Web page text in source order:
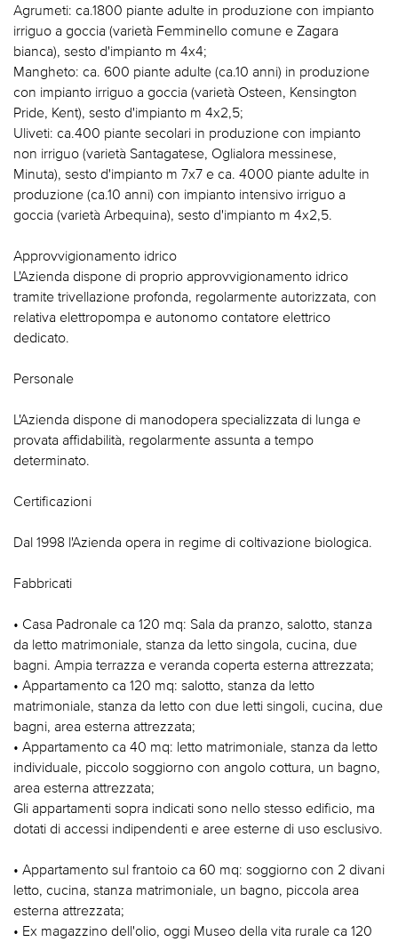
Agrumeti: ca.1800 piante adulte in produzione con impianto
irriguo a goccia (varietà Femminello comune e Zagara
bianca), sesto d'impianto m 4x4;
Mangheto: ca. 600 piante adulte (ca.10 anni) in produzione
con impianto irriguo a goccia (varietà Osteen, Kensington
Pride, Kent), sesto d'impianto m 4x2,5;
Uliveti: ca.400 piante secolari in produzione con impianto
non irriguo (varietà Santagatese, Oglialora messinese,
Minuta), sesto d'impianto m 7x7 e ca. 4000 piante adulte in
produzione (ca.10 anni) con impianto intensivo irriguo a
goccia (varietà Arbequina), sesto d'impianto m 4x2,5.
Approvvigionamento idrico
L'Azienda dispone di proprio approvvigionamento idrico
tramite trivellazione profonda, regolarmente autorizzata, con
relativa elettropompa e autonomo contatore elettrico
dedicato.
Personale
L'Azienda dispone di manodopera specializzata di lunga e
provata affidabilità, regolarmente assunta a tempo
determinato.
Certificazioni
Dal 1998 l'Azienda opera in regime di coltivazione biologica.
Fabbricati
• Casa Padronale ca 120 mq: Sala da pranzo, salotto, stanza
da letto matrimoniale, stanza da letto singola, cucina, due
bagni. Ampia terrazza e veranda coperta esterna attrezzata;
• Appartamento ca 120 mq: salotto, stanza da letto
matrimoniale, stanza da letto con due letti singoli, cucina, due
bagni, area esterna attrezzata;
• Appartamento ca 40 mq: letto matrimoniale, stanza da letto
individuale, piccolo soggiorno con angolo cottura, un bagno,
area esterna attrezzata;
Gli appartamenti sopra indicati sono nello stesso edificio, ma
dotati di accessi indipendenti e aree esterne di uso esclusivo.
• Appartamento sul frantoio ca 60 mq: soggiorno con 2 divani
letto, cucina, stanza matrimoniale, un bagno, piccola area
esterna attrezzata;
• Ex magazzino dell'olio, oggi Museo della vita rurale ca 120